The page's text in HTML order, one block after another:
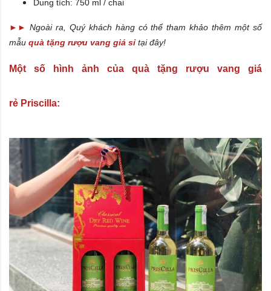
Dung tích: 750 ml / chai
►► Ngoài ra, Quý khách hàng có thể tham khảo thêm một số
mẫu quà tặng rượu vang giá sỉtại đây!
Một số hình ảnh của quà tặng rượu vang giá
rẻ Priscilla: